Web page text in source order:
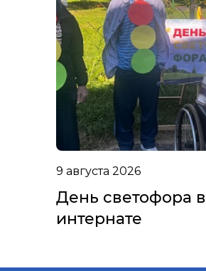
9 августа 2026
День светофора в
интернате